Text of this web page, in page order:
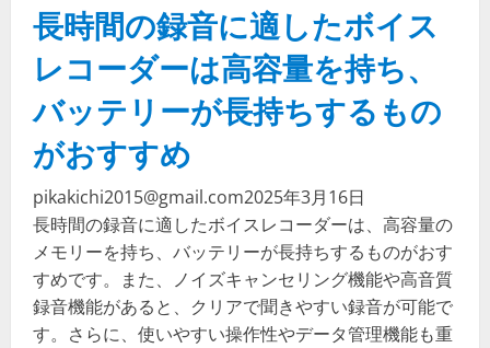
長時間の録音に適したボイス
レコーダーは高容量を持ち、
バッテリーが長持ちするもの
がおすすめ
pikakichi2015@gmail.com2025年3月16日
長時間の録音に適したボイスレコーダーは、高容量の
メモリーを持ち、バッテリーが長持ちするものがおす
すめです。また、ノイズキャンセリング機能や高音質
録音機能があると、クリアで聞きやすい録音が可能で
す。さらに、使いやすい操作性やデータ管理機能も重